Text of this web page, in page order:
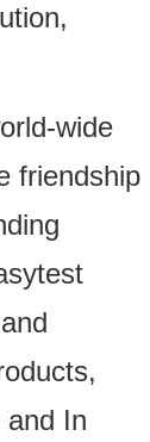
wide
friendship
and In